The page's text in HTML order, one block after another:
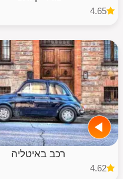
4.65
רכב באיטליה
4.62